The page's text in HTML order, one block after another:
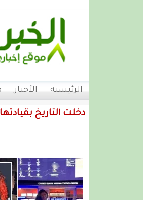
الرئيسية الأخبار
دخلت التاريخ